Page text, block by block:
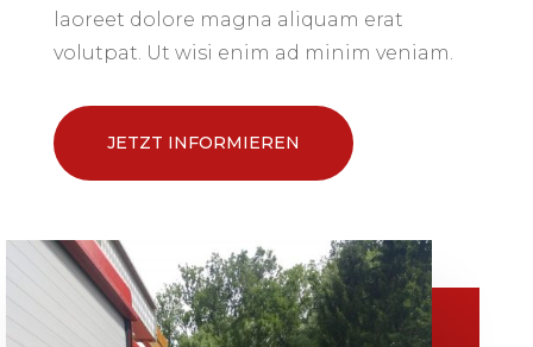
laoreet dolore magna aliquam erat
volutpat. Ut wisi enim ad minim veniam.
JETZT INFORMIEREN